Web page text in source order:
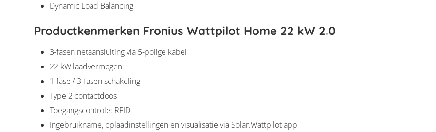
Dynamic Load Balancing
Productkenmerken Fronius Wattpilot Home 22 kW 2.0
3-fasen netaansluiting via 5-polige kabel
22 kW laadvermogen
1-fase / 3-fasen schakeling
Type 2 contactdoos
Toegangscontrole: RFID
Ingebruikname, oplaadinstellingen en visualisatie via Solar.Wattpilot app